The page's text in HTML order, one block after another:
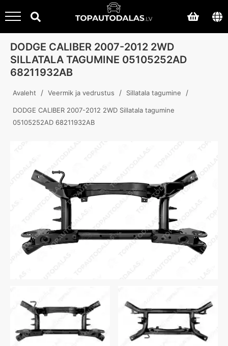
DODGE CALIBER 2007-2012 2WD
SILLATALA TAGUMINE 05105252AD
68211932AB
Avaleht / Veermik ja vedrustus / Sillatala tagumine /
DODGE CALIBER 2007-2012 2WD Sillatala tagumine
05105252AD 68211932AB